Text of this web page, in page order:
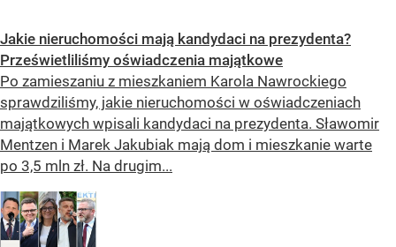
Jakie nieruchomości mają kandydaci na prezydenta?
Prześwietliliśmy oświadczenia majątkowe
Po zamieszaniu z mieszkaniem Karola Nawrockiego
sprawdziliśmy, jakie nieruchomości w oświadczeniach
majątkowych wpisali kandydaci na prezydenta. Sławomir
Mentzen i Marek Jakubiak mają dom i mieszkanie warte
po 3,5 mln zł. Na drugim...